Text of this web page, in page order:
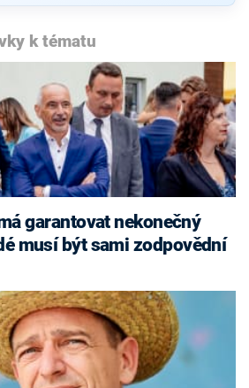
k tématu
musí být sami zodpovědní